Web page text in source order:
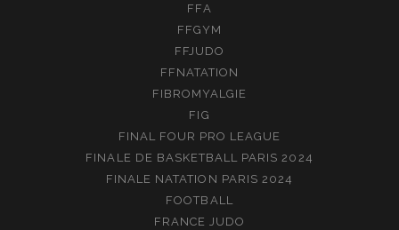
FFA
FFGYM
FFJUDO
FFNATATION
FIBROMYALGIE
FIG
FINAL FOUR PRO LEAGUE
FINALE DE BASKETBALL PARIS 2024
FINALE NATATION PARIS 2024
FOOTBALL
FRANCE JUDO